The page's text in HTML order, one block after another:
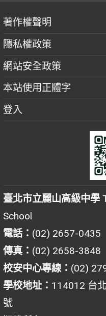
著作權聲明
隱私權政策
網站安全政策
本站使用正體字
登入
臺北市立麗山高級中學
School
電話： (02) 2657-0435
傳真： (02) 2658-3848
校安中心專線： (02)
學校地址： 114012 台
號